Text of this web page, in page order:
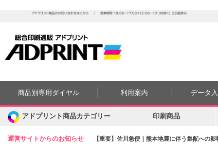
運営サイトからのお知らせ 【重要】佐川急便｜熊本地震に伴う集配への
商品別専用ダイヤル 利用案内 データ
アドプリント商品カテゴリー 印刷商品